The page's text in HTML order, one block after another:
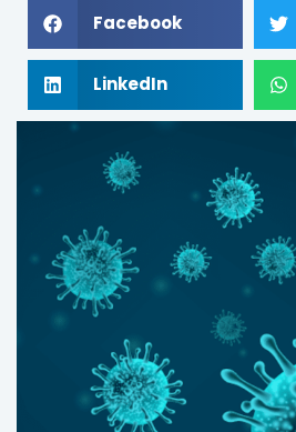
Facebook
LinkedIn